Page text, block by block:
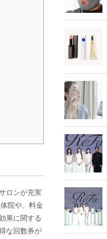
ロンが充実
院や、料金
果に関する
な回数券が